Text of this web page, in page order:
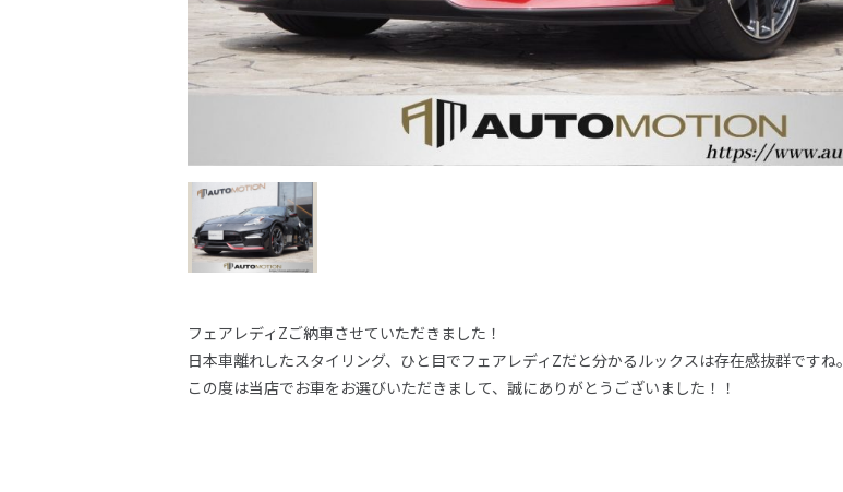
フェアレディZご納車させていただきました！
日本車離れしたスタイリング、ひと目でフェアレディZだと分かるルックスは存在感抜群ですね。
この度は当店でお車をお選びいただきまして、誠にありがとうございました！！